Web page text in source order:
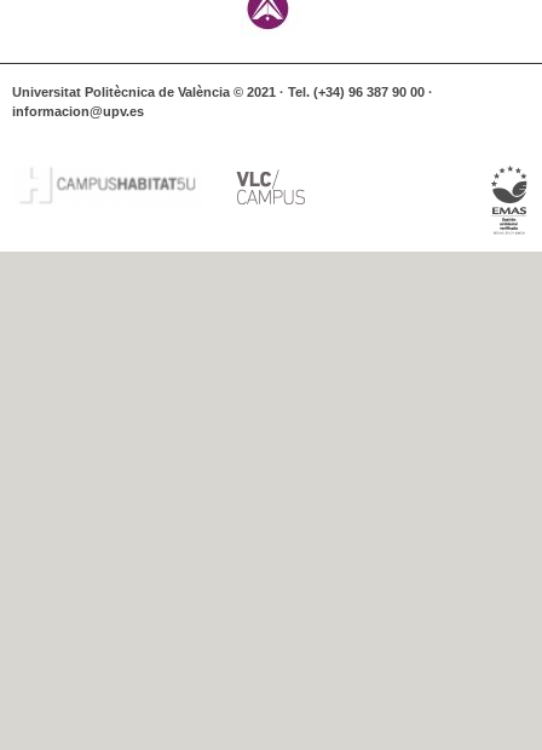
Universitat Politècnica de València © 2021 · Tel. (+34) 96 387 90 00 ·
informacion@upv.es